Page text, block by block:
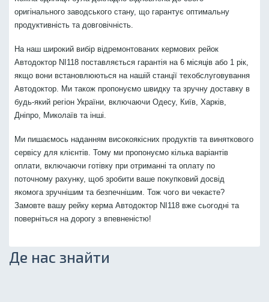
оригінального заводського стану, що гарантує оптимальну
продуктивність та довговічність.
На наш широкий вибір відремонтованих кермових рейок
Автодоктор NI118 поставляється гарантія на 6 місяців або 1 рік,
якщо вони встановлюються на нашій станції техобслуговування
Автодоктор. Ми також пропонуємо швидку та зручну доставку в
будь-який регіон України, включаючи Одесу, Київ, Харків,
Дніпро, Миколаїв та інші.
Ми пишаємось наданням високоякісних продуктів та виняткового
сервісу для клієнтів. Тому ми пропонуємо кілька варіантів
оплати, включаючи готівку при отриманні та оплату по
поточному рахунку, щоб зробити ваше покупковий досвід
якомога зручнішим та безпечнішим. Тож чого ви чекаєте?
Замовте вашу рейку керма Автодоктор NI118 вже сьогодні та
поверніться на дорогу з впевненістю!
Де нас знайти